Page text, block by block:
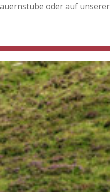
oder auf unserer